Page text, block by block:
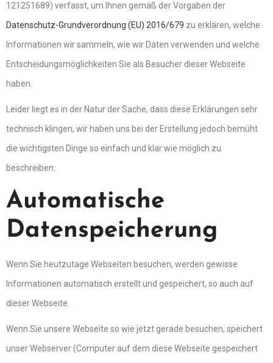
121251689) verfasst, um Ihnen gemäß der Vorgaben der
Datenschutz-Grundverordnung (EU) 2016/679 zu erklären, welche
Informationen wir sammeln, wie wir Daten verwenden und welche
Entscheidungsmöglichkeiten Sie als Besucher dieser Webseite
haben.
Leider liegt es in der Natur der Sache, dass diese Erklärungen sehr
technisch klingen, wir haben uns bei der Erstellung jedoch bemüht
die wichtigsten Dinge so einfach und klar wie möglich zu
beschreiben.
Automatische
Datenspeicherung
Wenn Sie heutzutage Webseiten besuchen, werden gewisse
Informationen automatisch erstellt und gespeichert, so auch auf
dieser Webseite.
Wenn Sie unsere Webseite so wie jetzt gerade besuchen, speichert
unser Webserver (Computer auf dem diese Webseite gespeichert